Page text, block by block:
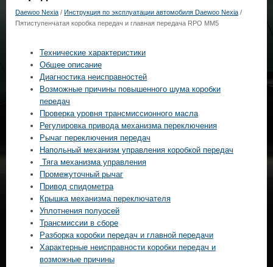
Daewoo Nexia / Инструкция по эксплуатации автомобиля Daewoo Nexia /
Пятиступенчатая коробка передач и главная передача RPO MM5
Технические характеристики
Общее описание
Диагностика неисправностей
Возможные причины повышенного шума коробки
передач
Проверка уровня трансмиссионного масла
Регулировка привода механизма переключения
Рычаг переключения передач
Напольный механизм управления коробкой передач
Тяга механизма управления
Промежуточный рычаг
Привод спидометра
Крышка механизма переключателя
Уплотнения полуосей
Трансмиссии в сборе
Разборка коробки передач и главной передачи
Характерные неисправности коробки передач и
возможные причины